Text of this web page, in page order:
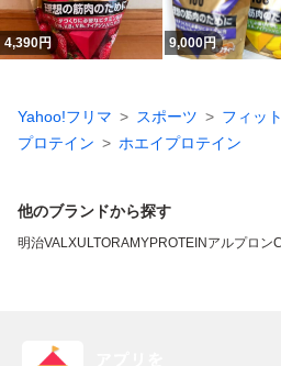
4,390円 9,000円
Yahoo!フリマ スポーツ
フィッ
プロテイン
ホエイプロテイン
他のブランドから探す
明治VALXULTORAMYPROTEIN アルプロン